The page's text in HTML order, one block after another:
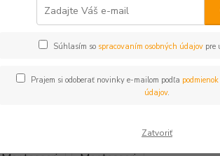
► MONTESSORI POMÔCKY MyMoo Montessori
Montessori
Súhlasím so spracovaním osobných údajovpre
Prajem si odoberať novinky e-mailom podľa
údajov.
Zatvoriť